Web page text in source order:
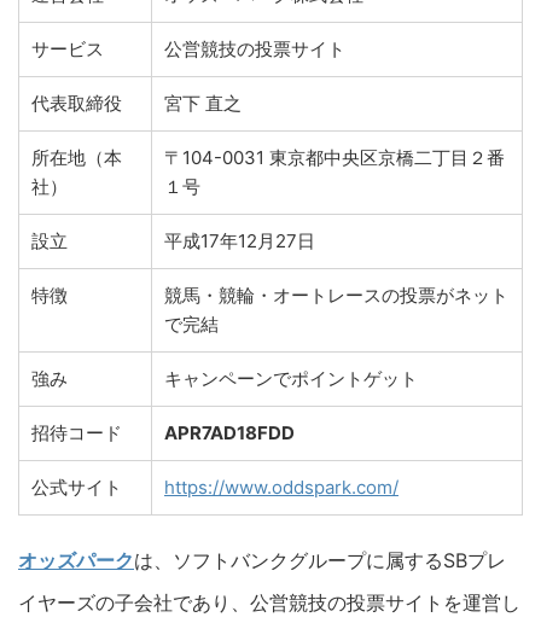
サービス 公営競技の投票サイト
代表取締役 宮下 直之
所在地（本
社）
〒104-0031 東京都中央区京橋二丁目２番
１号
設立 平成17年12月27日
特徴
競馬・競輪・オートレースの投票がネット
で完結
強み キャンペーンでポイントゲット
招待コード APR7AD18FDD
公式サイト https://www.oddspark.com/
オッズパークは、ソフトバンクグループに属するSBプレ
イヤーズの子会社であり、公営競技の投票サイトを運営し